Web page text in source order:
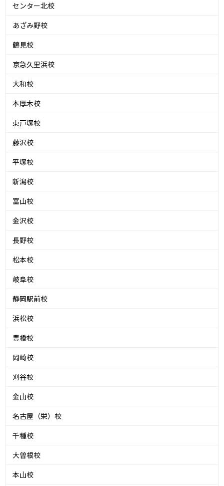
センター北校
あざみ野校
鶴見校
京急久里浜校
大和校
本厚木校
東戸塚校
藤沢校
平塚校
新潟校
富山校
金沢校
長野校
松本校
岐阜校
静岡駅前校
浜松校
豊橋校
岡崎校
刈谷校
金山校
名古屋（栄）校
千種校
大曽根校
本山校